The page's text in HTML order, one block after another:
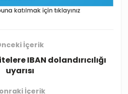
İçerik
IBAN dolandırıcılığı
uyarısı
İçerik